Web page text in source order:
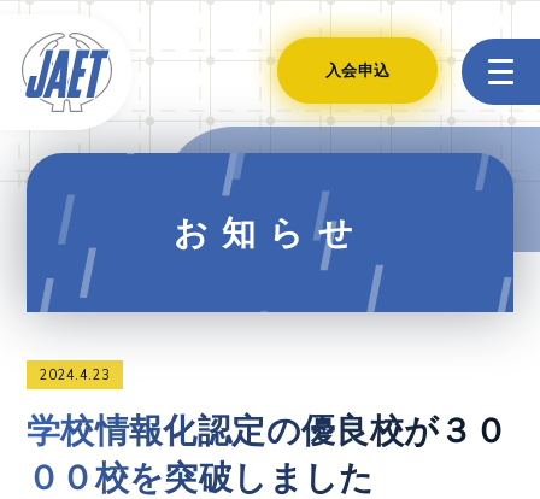
入会申込
お知らせ
2024.4.23
学校情報化認定の優良校が３０
００校を突破しました